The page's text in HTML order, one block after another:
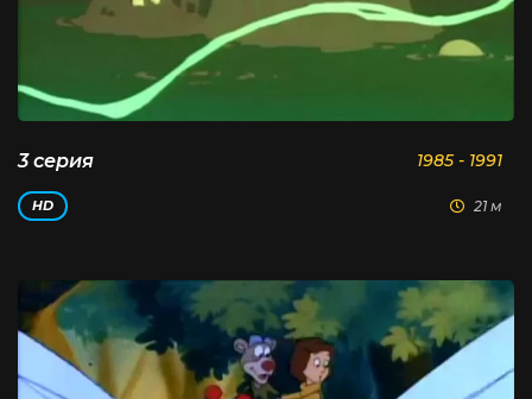
3 серия 1985 - 1991
HD 21 м